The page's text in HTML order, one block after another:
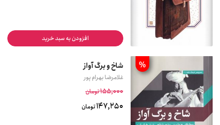
افزودن به سبد خرید
% شاخ و برگ آواز
غلامرضا بهرام پور
155,000تومان
147,250تومان